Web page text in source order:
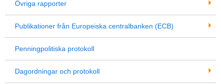
Övriga rapporter
Publikationer från Europeiska centralbanken (ECB)
Penningpolitiska protokoll
Dagordningar och protokoll